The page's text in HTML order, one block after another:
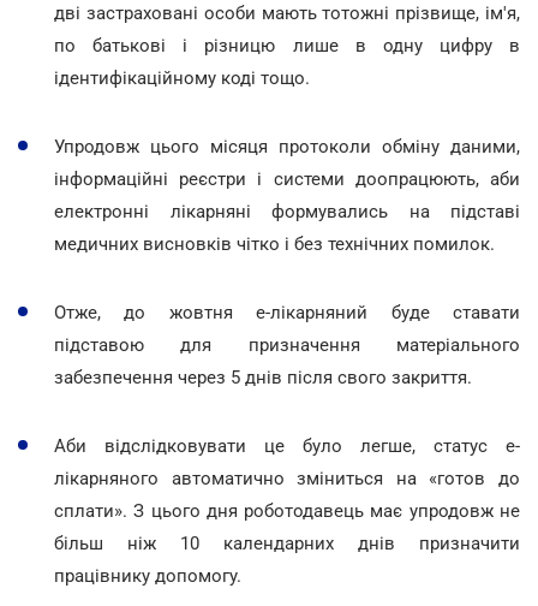
дві застраховані особи мають тотожні прізвище, ім'я,
по батькові і різницю лише в одну цифру в
ідентифікаційному коді тощо.
Упродовж цього місяця протоколи обміну даними,
інформаційні реєстри і системи доопрацюють, аби
електронні лікарняні формувались на підставі
медичних висновків чітко і без технічних помилок.
Отже, до жовтня е-лікарняний буде ставати
підставою для призначення матеріального
забезпечення через 5 днів після свого закриття.
Аби відслідковувати це було легше, статус е-
лікарняного автоматично зміниться на «готов до
сплати». З цього дня роботодавець має упродовж не
більш ніж 10 календарних днів призначити
працівнику допомогу.